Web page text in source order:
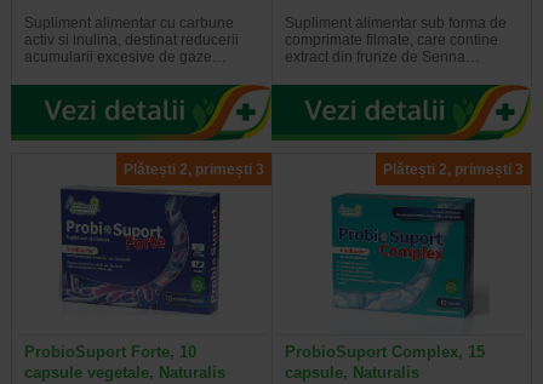
Supliment alimentar cu carbune
activ si inulina, destinat reducerii
acumularii excesive de gaze…
Supliment alimentar sub forma de
comprimate filmate, care contine
extract din frunze de Senna…
Plătești 2, primești 3
ProbioSuport Forte, 10
capsule vegetale, Naturalis
Plătești 2, primești 3
ProbioSuport Complex, 15
capsule, Naturalis